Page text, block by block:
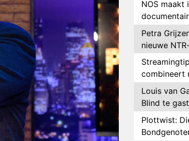
NOS maakt
hockeyster
Petra
nieuwe
de oorlog
combineert
romantie
Louis van
Blind te
aflevering
Palen
Plottwist: